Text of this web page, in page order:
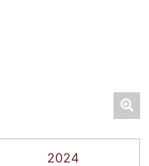
2024